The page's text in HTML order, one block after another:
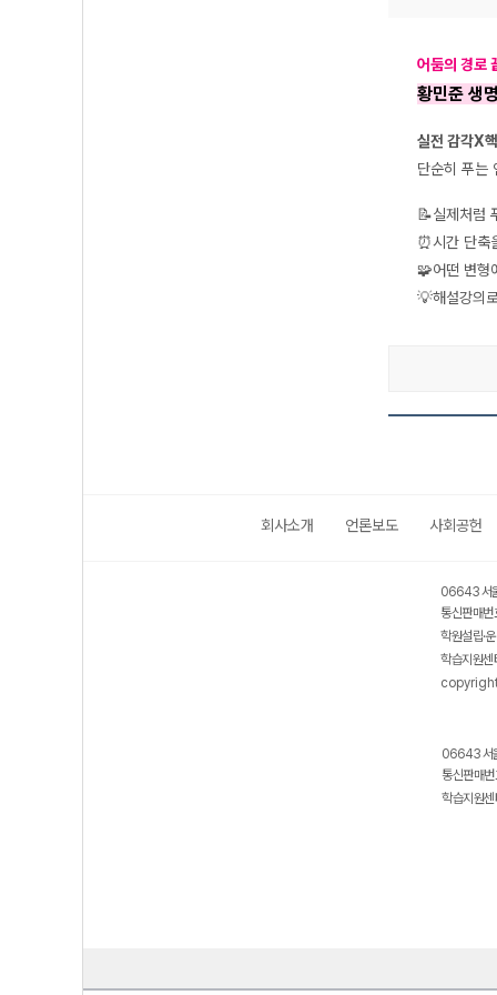
어둠의 경로
황민준 생
실전 감각X
단순히 푸는
📝실제처럼
⏰시간 단축
🧩어떤 변형
💡해설강의
회사소개 언론보도 사회공헌
06643 서
통신판매
학원설립·
학습지원
06643 서
통신판매
학습지원